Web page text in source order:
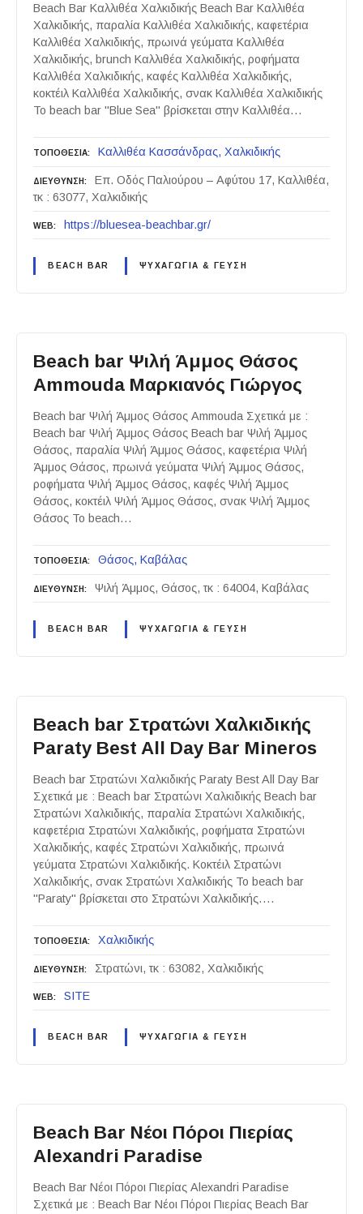
Beach Bar Καλλιθέα Χαλκιδικής Beach Bar Καλλιθέα
Χαλκιδικής, παραλία Καλλιθέα Χαλκιδικής, καφετέρια
Καλλιθέα Χαλκιδικής, πρωινά γεύματα Καλλιθέα
Χαλκιδικής, brunch Καλλιθέα Χαλκιδικής, ροφήματα
Καλλιθέα Χαλκιδικής, καφές Καλλιθέα Χαλκιδικής,
κοκτέιλ Καλλιθέα Χαλκιδικής, σνακ Καλλιθέα Χαλκιδικής
Το beach bar "Blue Sea" βρίσκεται στην Καλλιθέα…
ΤΟΠΟΘΕΣΙΑ Καλλιθέα Κασσάνδρας Χαλκιδικής
ΔΙΕΥΘΥΝΣΗ
Επ. Οδός Παλιούρου – Αφύτου 17, Καλλιθέα,
τκ : 63077, Χαλκιδικής
WEB https://bluesea-beachbar.gr/
BEACH BAR ΨΥΧΑΓΩΓΙΑ & ΓΕΥΣΗ
Beach bar Ψιλή Άμμος Θάσος
Ammouda Μαρκιανός Γιώργος
Beach bar Ψιλή Άμμος Θάσος Ammouda Σχετικά με :
Beach bar Ψιλή Άμμος Θάσος Beach bar Ψιλή Άμμος
Θάσος, παραλία Ψιλή Άμμος Θάσος, καφετέρια Ψιλή
Άμμος Θάσος, πρωινά γεύματα Ψιλή Άμμος Θάσος,
ροφήματα Ψιλή Άμμος Θάσος, καφές Ψιλή Άμμος
Θάσος, κοκτέιλ Ψιλή Άμμος Θάσος, σνακ Ψιλή Άμμος
Θάσος Το beach…
ΤΟΠΟΘΕΣΙΑ Θάσος Καβάλας
ΔΙΕΥΘΥΝΣΗ Ψιλή Άμμος, Θάσος, τκ : 64004, Καβάλας
BEACH BAR ΨΥΧΑΓΩΓΙΑ & ΓΕΥΣΗ
Beach bar Στρατώνι Χαλκιδικής
Paraty Best All Day Bar Mineros
Beach bar Στρατώνι Χαλκιδικής Paraty Best All Day Bar
Σχετικά με : Beach bar Στρατώνι Χαλκιδικής Beach bar
Στρατώνι Χαλκιδικής, παραλία Στρατώνι Χαλκιδικής,
καφετέρια Στρατώνι Χαλκιδικής, ροφήματα Στρατώνι
Χαλκιδικής, καφές Στρατώνι Χαλκιδικής, πρωινά
γεύματα Στρατώνι Χαλκιδικής. Κοκτέιλ Στρατώνι
Χαλκιδικής, σνακ Στρατώνι Χαλκιδικής Το beach bar
"Paraty" βρίσκεται στο Στρατώνι Χαλκιδικής….
ΤΟΠΟΘΕΣΙΑ Χαλκιδικής
ΔΙΕΥΘΥΝΣΗ Στρατώνι, τκ : 63082, Χαλκιδικής
WEB SITE
BEACH BAR ΨΥΧΑΓΩΓΙΑ & ΓΕΥΣΗ
Beach Bar Νέοι Πόροι Πιερίας
Alexandri Paradise
Beach Bar Νέοι Πόροι Πιερίας Alexandri Paradise
Σχετικά με : Beach Bar Νέοι Πόροι Πιερίας Beach Bar